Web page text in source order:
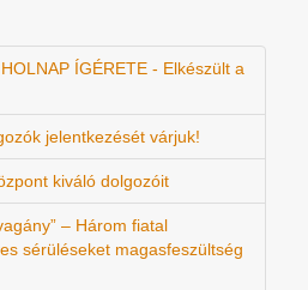
ÍGÉRETE - Elkészült a
jelentkezését várjuk!
kiváló dolgozóit
– Három fiatal
sérüléseket magasfeszültség